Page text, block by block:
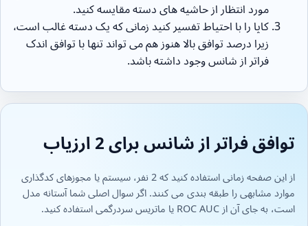
مورد انتظار از حاشیه های دسته مقایسه کنید.
کاپا را با احتیاط تفسیر کنید زمانی که یک دسته غالب است،
زیرا درصد توافق بالا هنوز هم می تواند تنها با توافق اندک
فراتر از شانس وجود داشته باشد.
توافق فراتر از شانس برای 2 ارزیاب
از این صفحه زمانی استفاده کنید که 2 نفر، سیستم یا مجوزهای کدگذاری
موارد مشابهی را طبقه بندی می کنند. اگر سوال اصلی شما آستانه مدل
است، به جای آن از ROC AUC یا ماتریس سردرگمی استفاده کنید.